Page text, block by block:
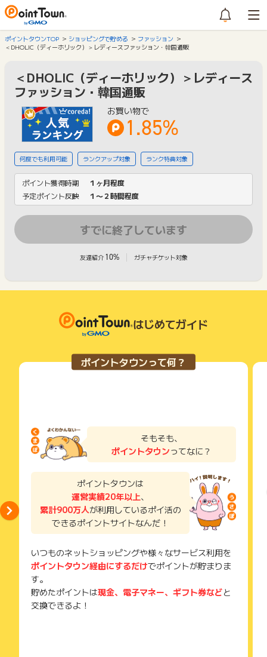
ポイントタウンTOP ショッピングで貯める
ファッション
＜DHOLIC（ディーホリック）＞レディースファッション・韓国通販
＜DHOLIC（ディーホリック）＞レディース
ファッション・韓国通販
お買い物で
1.85%
何度でも利用可能 ランクアップ対象 ランク特典対象
ポイント獲得時期
１ヶ月程度
予定ポイント反映
１〜２時間程度
すでに終了しています
友達紹介 10% ガチャチケット対象
はじめてガイド
ポイントタウンって何？
そもそも、
ポイントタウンってなに？
ポイントタウンは
運営実績20年以上、
累計900万人が利用しているポイ活の
できるポイントサイトなんだ！
いつものネットショッピングや様々なサービス利用を
ポイントタウン経由にするだけでポイントが貯まりま
す。
貯めたポイントは現金、電子マネー、ギフト券などと
交換できるよ！